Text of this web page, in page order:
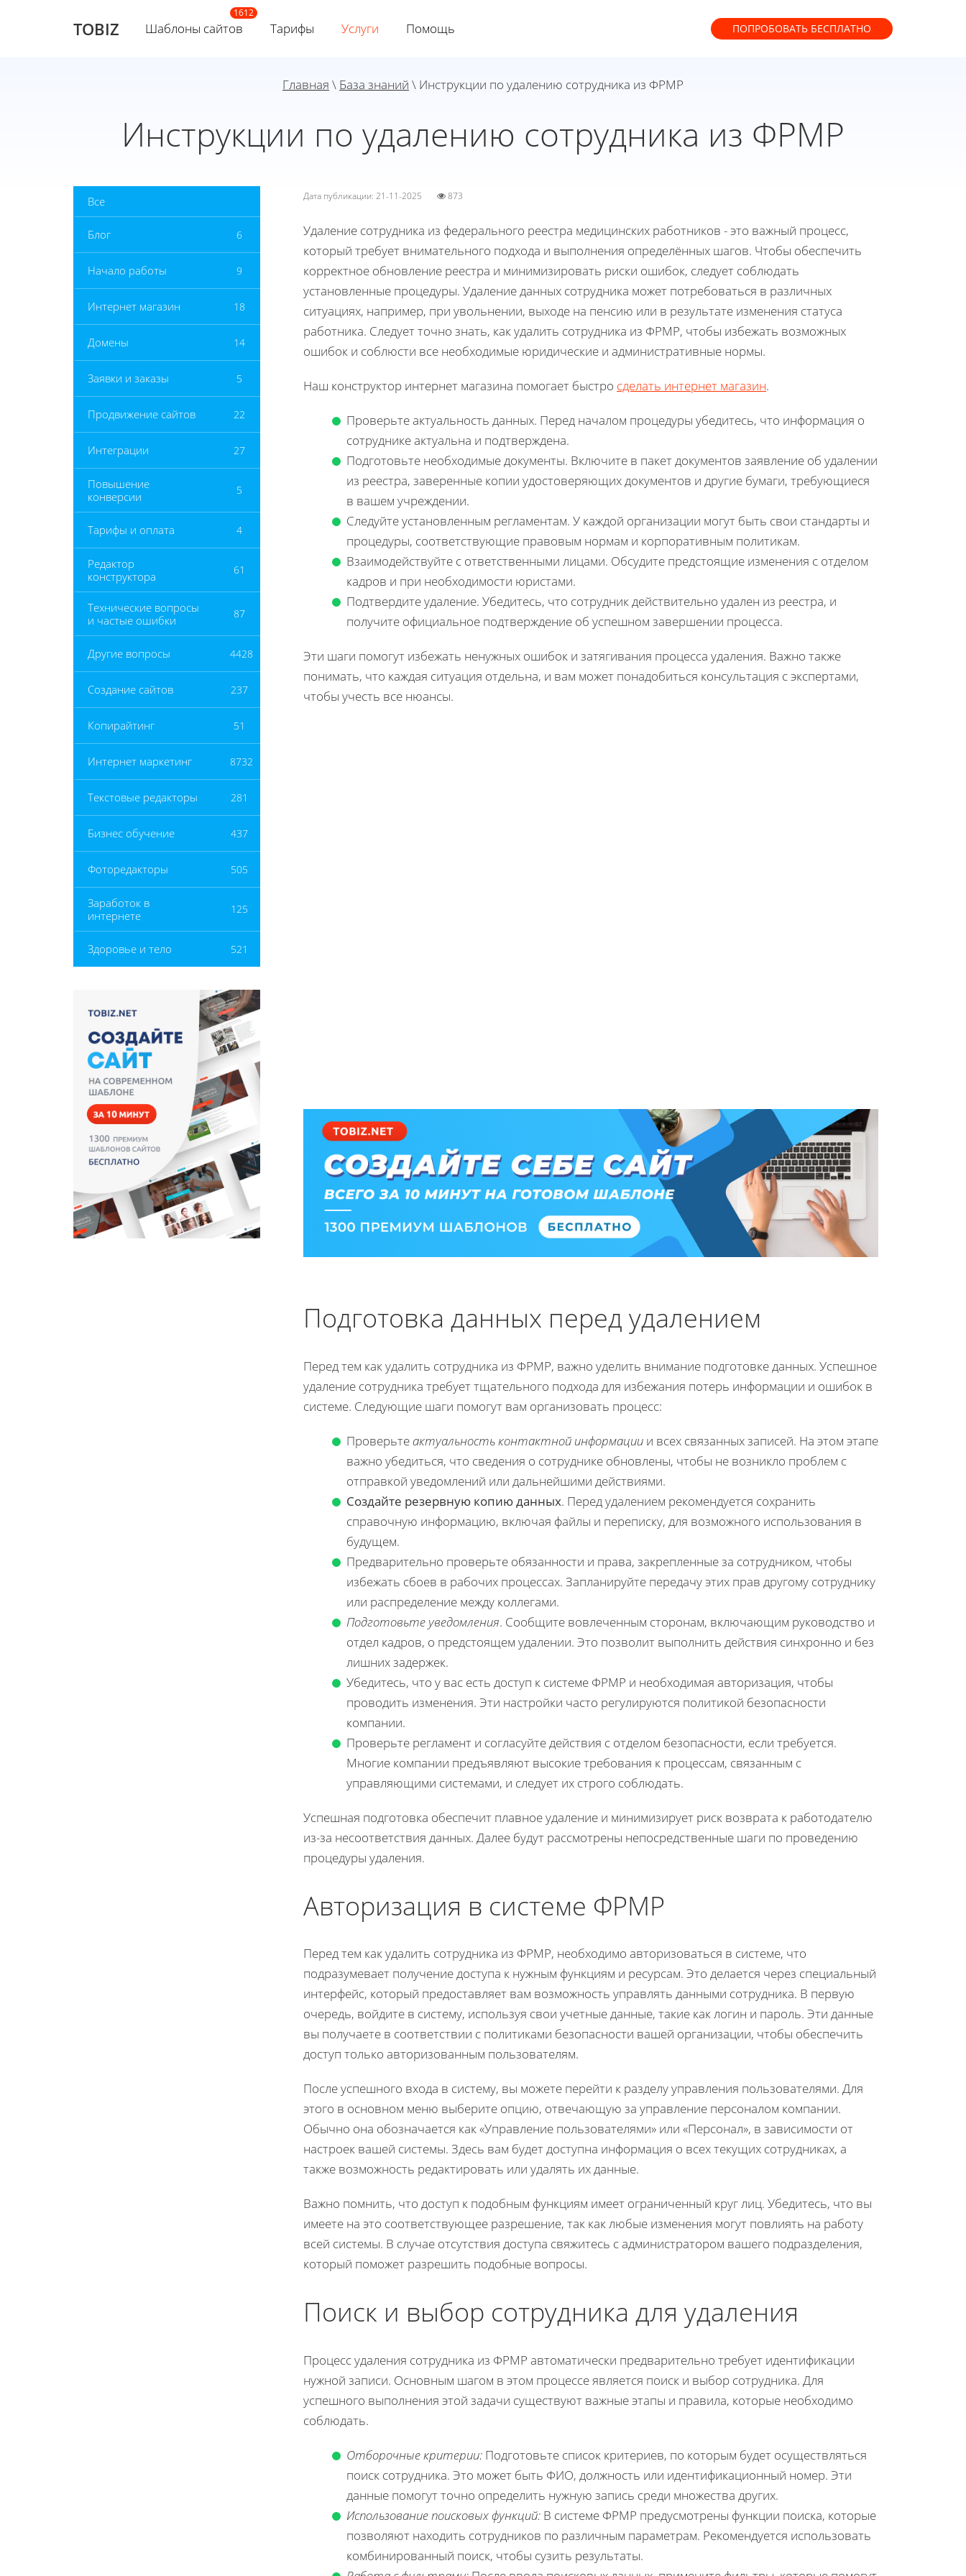
TOBIZ Шаблоны сайтов Тарифы Услуги Помощь ПОПРОБОВАТЬ БЕСПЛАТНО
Главная \ База знаний \ Инструкции по удалению сотрудника из ФРМР
Инструкции по удалению сотрудника из ФРМР
Все
Блог 6
Начало работы 9
Интернет магазин 18
Домены 14
Заявки и заказы 5
Продвижение сайтов 22
Интеграции 27
Повышение
конверсии
5
Тарифы и оплата 4
Редактор
конструктора
61
Технические вопросы
и частые ошибки
87
Другие вопросы 4428
Создание сайтов 237
Копирайтинг 51
Интернет маркетинг 8732
Текстовые редакторы 281
Бизнес обучение 437
Фоторедакторы 505
Заработок в
интернете
125
Здоровье и тело 521
Дата публикации: 21-11-2025 873
Удаление сотрудника из федерального реестра медицинских работников - это важный процесс,
который требует внимательного подхода и выполнения определённых шагов. Чтобы обеспечить
корректное обновление реестра и минимизировать риски ошибок, следует соблюдать
установленные процедуры. Удаление данных сотрудника может потребоваться в различных
ситуациях, например, при увольнении, выходе на пенсию или в результате изменения статуса
работника. Следует точно знать, как удалить сотрудника из ФРМР, чтобы избежать возможных
ошибок и соблюсти все необходимые юридические и административные нормы.
Наш конструктор интернет магазина помогает быстро сделать интернет магазин.
Проверьте актуальность данных. Перед началом процедуры убедитесь, что информация о
сотруднике актуальна и подтверждена.
Подготовьте необходимые документы. Включите в пакет документов заявление об удалении
из реестра, заверенные копии удостоверяющих документов и другие бумаги, требующиеся
в вашем учреждении.
Следуйте установленным регламентам. У каждой организации могут быть свои стандарты и
процедуры, соответствующие правовым нормам и корпоративным политикам.
Взаимодействуйте с ответственными лицами. Обсудите предстоящие изменения с отделом
кадров и при необходимости юристами.
Подтвердите удаление. Убедитесь, что сотрудник действительно удален из реестра, и
получите официальное подтверждение об успешном завершении процесса.
Эти шаги помогут избежать ненужных ошибок и затягивания процесса удаления. Важно также
понимать, что каждая ситуация отдельна, и вам может понадобиться консультация с экспертами,
чтобы учесть все нюансы.
Подготовка данных перед удалением
Перед тем как удалить сотрудника из ФРМР, важно уделить внимание подготовке данных. Успешное
удаление сотрудника требует тщательного подхода для избежания потерь информации и ошибок в
системе. Следующие шаги помогут вам организовать процесс:
Проверьте актуальность контактной информации и всех связанных записей. На этом этапе
важно убедиться, что сведения о сотруднике обновлены, чтобы не возникло проблем с
отправкой уведомлений или дальнейшими действиями.
Создайте резервную копию данных. Перед удалением рекомендуется сохранить
справочную информацию, включая файлы и переписку, для возможного использования в
будущем.
Предварительно проверьте обязанности и права, закрепленные за сотрудником, чтобы
избежать сбоев в рабочих процессах. Запланируйте передачу этих прав другому сотруднику
или распределение между коллегами.
Подготовьте уведомления. Сообщите вовлеченным сторонам, включающим руководство и
отдел кадров, о предстоящем удалении. Это позволит выполнить действия синхронно и без
лишних задержек.
Убедитесь, что у вас есть доступ к системе ФРМР и необходимая авторизация, чтобы
проводить изменения. Эти настройки часто регулируются политикой безопасности
компании.
Проверьте регламент и согласуйте действия с отделом безопасности, если требуется.
Многие компании предъявляют высокие требования к процессам, связанным с
управляющими системами, и следует их строго соблюдать.
Успешная подготовка обеспечит плавное удаление и минимизирует риск возврата к работодателю
из-за несоответствия данных. Далее будут рассмотрены непосредственные шаги по проведению
процедуры удаления.
Авторизация в системе ФРМР
Перед тем как удалить сотрудника из ФРМР, необходимо авторизоваться в системе, что
подразумевает получение доступа к нужным функциям и ресурсам. Это делается через специальный
интерфейс, который предоставляет вам возможность управлять данными сотрудника. В первую
очередь, войдите в систему, используя свои учетные данные, такие как логин и пароль. Эти данные
вы получаете в соответствии с политиками безопасности вашей организации, чтобы обеспечить
доступ только авторизованным пользователям.
После успешного входа в систему, вы можете перейти к разделу управления пользователями. Для
этого в основном меню выберите опцию, отвечающую за управление персоналом компании.
Обычно она обозначается как «Управление пользователями» или «Персонал», в зависимости от
настроек вашей системы. Здесь вам будет доступна информация о всех текущих сотрудниках, а
также возможность редактировать или удалять их данные.
Важно помнить, что доступ к подобным функциям имеет ограниченный круг лиц. Убедитесь, что вы
имеете на это соответствующее разрешение, так как любые изменения могут повлиять на работу
всей системы. В случае отсутствия доступа свяжитесь с администратором вашего подразделения,
который поможет разрешить подобные вопросы.
Поиск и выбор сотрудника для удаления
Процесс удаления сотрудника из ФРМР автоматически предварительно требует идентификации
нужной записи. Основным шагом в этом процессе является поиск и выбор сотрудника. Для
успешного выполнения этой задачи существуют важные этапы и правила, которые необходимо
соблюдать.
Отборочные критерии: Подготовьте список критериев, по которым будет осуществляться
поиск сотрудника. Это может быть ФИО, должность или идентификационный номер. Эти
данные помогут точно определить нужную запись среди множества других.
Использование поисковых функций: В системе ФРМР предусмотрены функции поиска, которые
позволяют находить сотрудников по различным параметрам. Рекомендуется использовать
комбинированный поиск, чтобы сузить результаты.